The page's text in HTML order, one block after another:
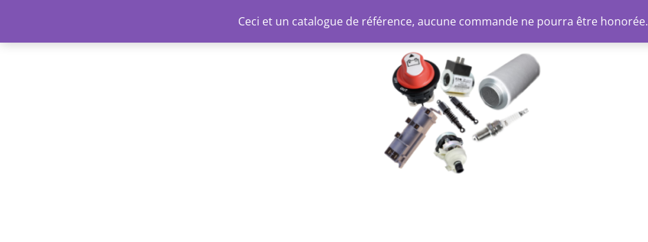
Ceci et un catalogue de référence, aucune commande ne pourra être honorée.